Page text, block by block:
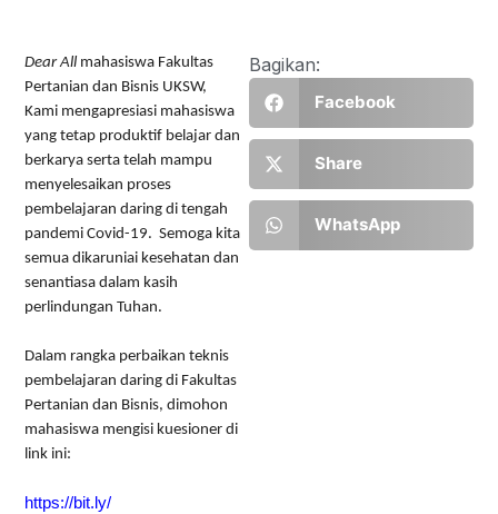
Dear All mahasiswa Fakultas
Pertanian dan Bisnis UKSW,
Kami mengapresiasi mahasiswa
yang tetap produktif belajar dan
berkarya serta telah mampu
menyelesaikan proses
pembelajaran daring di tengah
pandemi Covid-19. Semoga kita
semua dikaruniai kesehatan dan
senantiasa dalam kasih
perlindungan Tuhan.
Dalam rangka perbaikan teknis
pembelajaran daring di Fakultas
Pertanian dan Bisnis, dimohon
mahasiswa mengisi kuesioner di
link ini:
https://bit.ly/
Bagikan:
Facebook
Share
WhatsApp